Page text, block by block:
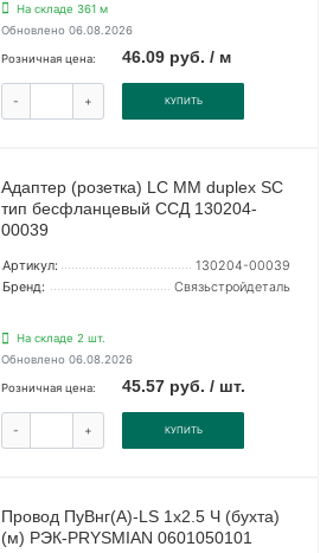
На складе 361 м
Обновлено 06.08.2026
Розничная цена: 46.09 руб. / м
- + КУПИТЬ
Адаптер (розетка) LC MM duplex SC
тип бесфланцевый ССД 130204-
00039
Артикул:
130204-00039
Бренд:
Связьстройдеталь
На складе 2 шт.
Обновлено 06.08.2026
Розничная цена: 45.57 руб. / шт.
- + КУПИТЬ
Провод ПуВнг(А)-LS 1х2.5 Ч (бухта)
(м) РЭК-PRYSMIAN 0601050101